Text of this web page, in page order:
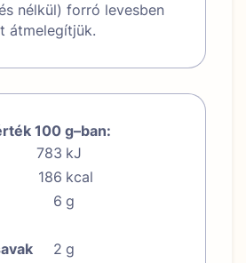
nélkül) forró levesben
átmelegítjük.
100 g–ban:
783 kJ
186 kcal
6 g
2 g